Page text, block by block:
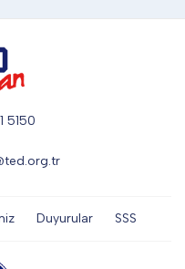
5150
Duyurular SSS